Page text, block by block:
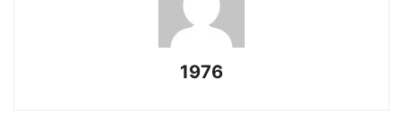
1976